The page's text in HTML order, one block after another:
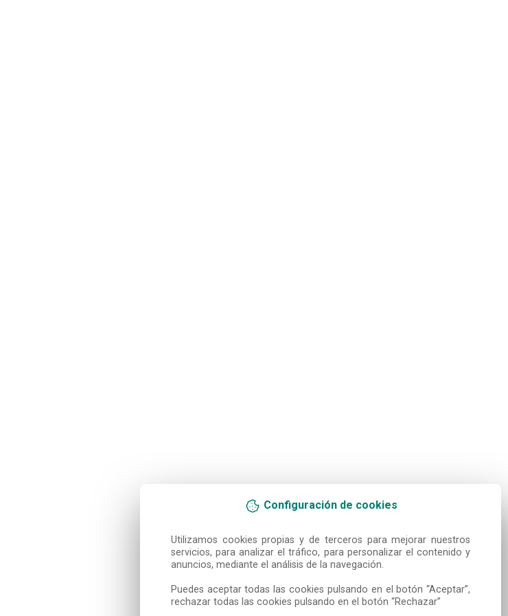
Configuración de cookies
Utilizamos cookies propias y de terceros para mejorar nuestros
servicios, para analizar el tráfico, para personalizar el contenido y
anuncios, mediante el análisis de la navegación.
Puedes aceptar todas las cookies pulsando en el botón “Aceptar”,
rechazar todas las cookies pulsando en el botón “Rechazar”